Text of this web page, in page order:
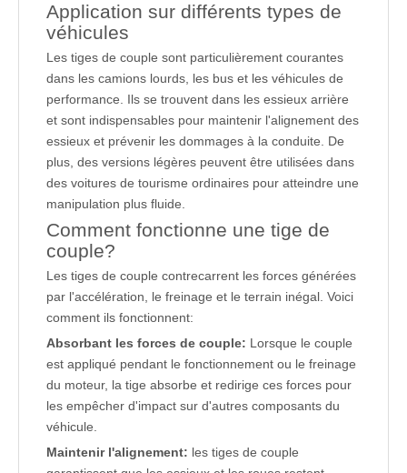
Application sur différents types de
véhicules
Les tiges de couple sont particulièrement courantes
dans les camions lourds, les bus et les véhicules de
performance. Ils se trouvent dans les essieux arrière
et sont indispensables pour maintenir l'alignement des
essieux et prévenir les dommages à la conduite. De
plus, des versions légères peuvent être utilisées dans
des voitures de tourisme ordinaires pour atteindre une
manipulation plus fluide.
Comment fonctionne une tige de
couple?
Les tiges de couple contrecarrent les forces générées
par l'accélération, le freinage et le terrain inégal. Voici
comment ils fonctionnent:
Absorbant les forces de couple: Lorsque le couple
est appliqué pendant le fonctionnement ou le freinage
du moteur, la tige absorbe et redirige ces forces pour
les empêcher d'impact sur d'autres composants du
véhicule.
Maintenir l'alignement: les tiges de couple